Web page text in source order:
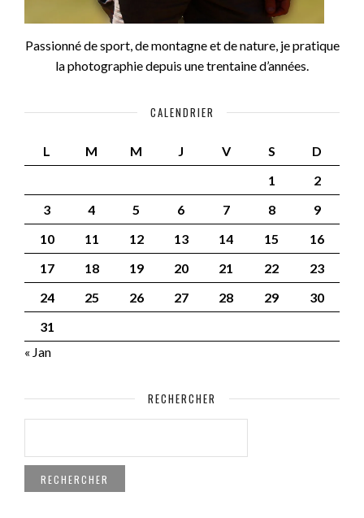
Passionné de sport, de montagne et de nature, je pratique
la photographie depuis une trentaine d’années.
CALENDRIER
L M M J V S
D
1
2
3
4 5 6 7 8
9
10
11 12 13 14 15
16
17
18 19 20 21 22
23
24
25 26 27 28 29
30
31
« Jan
RECHERCHER